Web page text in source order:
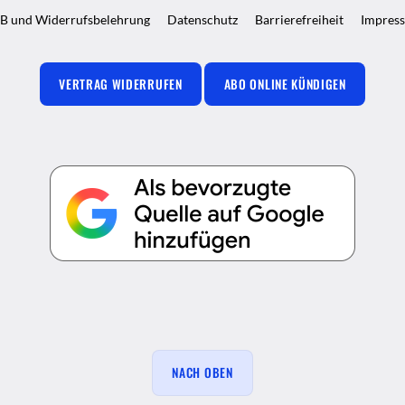
und Widerrufsbelehrung Datenschutz Barrierefreiheit
VERTRAG WIDERRUFEN ABO ONLINE KÜNDIGEN
NACH OBEN